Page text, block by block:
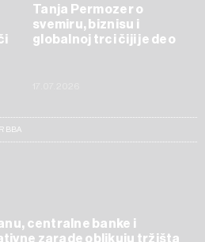
Tanja Permozer o
svemiru, biznisu i
globalnoj trci čiji je deo
BBA
centralne banke i
zarade oblikuju tržišta